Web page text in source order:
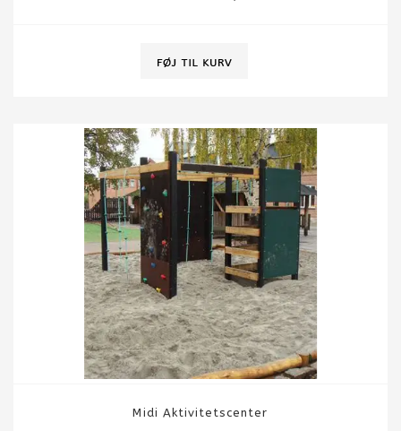
Midi Aktivitetscenter